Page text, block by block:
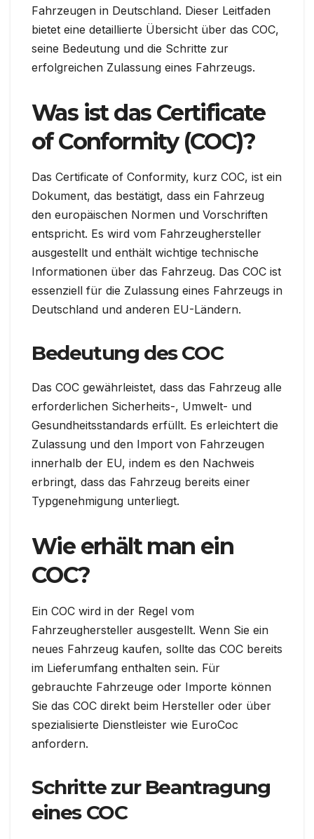
Fahrzeugen in Deutschland. Dieser Leitfaden
bietet eine detaillierte Übersicht über das COC,
seine Bedeutung und die Schritte zur
erfolgreichen Zulassung eines Fahrzeugs.
Was ist das Certificate
of Conformity (COC)?
Das Certificate of Conformity, kurz COC, ist ein
Dokument, das bestätigt, dass ein Fahrzeug
den europäischen Normen und Vorschriften
entspricht. Es wird vom Fahrzeughersteller
ausgestellt und enthält wichtige technische
Informationen über das Fahrzeug. Das COC ist
essenziell für die Zulassung eines Fahrzeugs in
Deutschland und anderen EU-Ländern.
Bedeutung des COC
Das COC gewährleistet, dass das Fahrzeug alle
erforderlichen Sicherheits-, Umwelt- und
Gesundheitsstandards erfüllt. Es erleichtert die
Zulassung und den Import von Fahrzeugen
innerhalb der EU, indem es den Nachweis
erbringt, dass das Fahrzeug bereits einer
Typgenehmigung unterliegt.
Wie erhält man ein
COC?
Ein COC wird in der Regel vom
Fahrzeughersteller ausgestellt. Wenn Sie ein
neues Fahrzeug kaufen, sollte das COC bereits
im Lieferumfang enthalten sein. Für
gebrauchte Fahrzeuge oder Importe können
Sie das COC direkt beim Hersteller oder über
spezialisierte Dienstleister wie EuroCoc
anfordern.
Schritte zur Beantragung
eines COC